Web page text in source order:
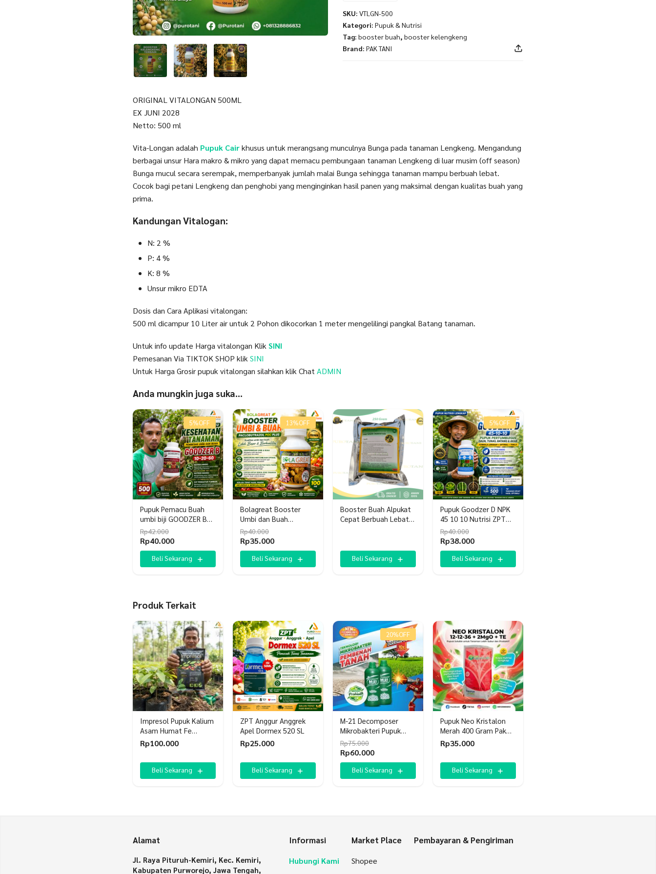
SKU: VTLGN-500
Kategori: Pupuk & Nutrisi
Tag: booster buah, booster kelengkeng
Brand: PAK TANI
ORIGINAL VITALONGAN 500ML
EX JUNI 2028
Netto: 500 ml
Vita-Longan adalah Pupuk Cairkhusus untuk merangsang munculnya Bunga pada tanaman Lengkeng. Mengandung
berbagai unsur Hara makro & mikro yang dapat memacu pembungaan tanaman Lengkeng di luar musim (off season)
Bunga mucul secara serempak, memperbanyak jumlah malai Bunga sehingga tanaman mampu berbuah lebat.
Cocok bagi petani Lengkeng dan penghobi yang menginginkan hasil panen yang maksimal dengan kualitas buah yang
prima.
Kandungan Vitalogan:
N: 2 %
P: 4 %
K: 8 %
Unsur mikro EDTA
Dosis dan Cara Aplikasi vitalongan:
500 ml dicampur 10 Liter air untuk 2 Pohon dikocorkan 1 meter mengelilingi pangkal Batang tanaman.
Untuk info update Harga vitalongan Klik SINI
Pemesanan Via TIKTOK SHOP klik SINI
Untuk Harga Grosir pupuk vitalongan silahkan klik Chat ADMIN
Anda mungkin juga suka…
5%OFF
Pupuk Pemacu Buah
umbi biji GOODZER B
10-20-60 500gr
Rp42.000
Harga
aslinya
adalah:
Rp42.000.
Rp40.000Harga
saat
ini
adalah:
Beli Sekarang
13%OFF
Bolagreat Booster
Umbi dan Buah
Paclobutrazol
Rp40.000
Harga
aslinya
adalah:
Rp40.000.
Rp35.000Harga
saat
ini
adalah:
Beli Sekarang
Booster Buah Alpukat
Cepat Berbuah Lebat
Beli Sekarang
5%OFF
Pupuk Goodzer D NPK
45 10 10 Nutrisi ZPT
Hormon
Rp40.000
Harga
aslinya
adalah:
Rp40.000.
Rp38.000Harga
saat
ini
adalah:
Beli Sekarang
Produk Terkait
Impresol Pupuk Kalium
Asam Humat Fe
Pembenah Tanah
Rp100.000
Beli Sekarang
ZPT Anggur Anggrek
Apel Dormex 520 SL
Rp25.000
Beli Sekarang
20%OFF
M-21 Decomposer
Mikrobakteri Pupuk
Pembenah Tanah
Rp75.000
Harga
aslinya
adalah:
Rp75.000.
Rp60.000Harga
saat
ini
adalah:
Beli Sekarang
Pupuk Neo Kristalon
Merah 400 Gram Pak
Tani
Rp35.000
Beli Sekarang
Alamat
Jl. Raya Pituruh-Kemiri, Kec. Kemiri,
Kabupaten Purworejo, Jawa Tengah,
Informasi
Hubungi Kami
Market Place
Shopee
Pembayaran & Pengiriman